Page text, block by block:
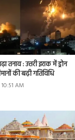
तनाव : उत्तरी इराक में ड्रोन
की बढ़ी गतिविधि
AM